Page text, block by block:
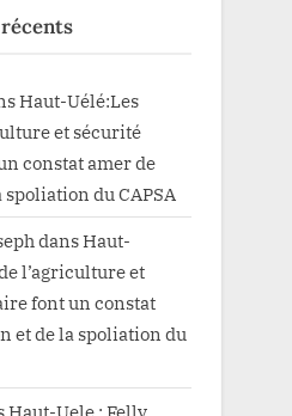
Haut-Uélé:Les
et sécurité
constat amer de
spoliation du CAPSA
dansHaut-
l’agriculture et
font un constat
et de la spoliation du